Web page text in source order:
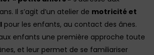
Il s’agit d’un atelier de motricité et
pour les enfants, au contact des ânes.
enfants une première approche toute
et leur permet de se familiariser